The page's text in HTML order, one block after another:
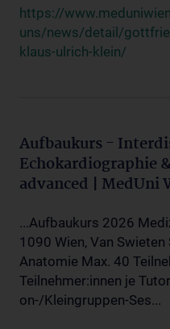
https://
uns/news/detail/
klaus-ulrich-klein/
Aufbaukurs -
Echokardiographie
advanced | MedUni
...Aufbaukurs 2026
1090 Wien, Van
Anatomie Max. 40
Teilnehmer:innen je
on-/Kleingruppen-Ses...